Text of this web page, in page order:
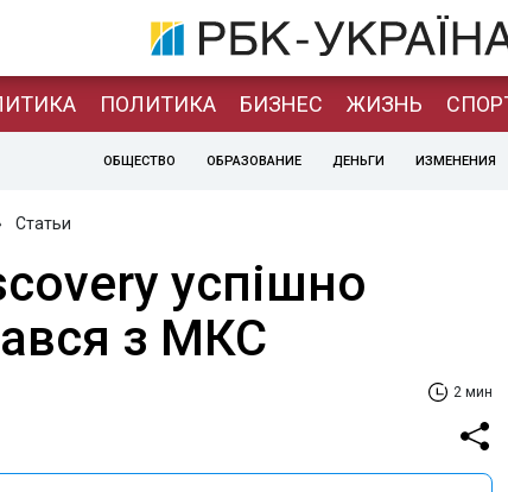
ПОЛИТИКА БИЗНЕС ЖИЗНЬ
ОБЩЕСТВО ОБРАЗОВАНИЕ ДЕНЬГИ ИЗМЕНЕНИЯ
Статьи
успішно
з МКС
2 мин